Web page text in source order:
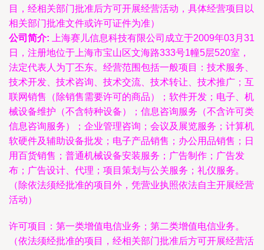
目，经相关部门批准后方可开展经营活动，具体经营项目以
相关部门批准文件或许可证件为准）
公司简介: 上海赛儿信息科技有限公司成立于2009年03月31
日，注册地位于上海市宝山区文海路333号1幢5层520室，
法定代表人为丁丕东。经营范围包括一般项目：技术服务、
技术开发、技术咨询、技术交流、技术转让、技术推广；互
联网销售（除销售需要许可的商品）；软件开发；电子、机
械设备维护（不含特种设备）；信息咨询服务（不含许可类
信息咨询服务）；企业管理咨询；会议及展览服务；计算机
软硬件及辅助设备批发；电子产品销售；办公用品销售；日
用百货销售；普通机械设备安装服务；广告制作；广告发
布；广告设计、代理；项目策划与公关服务；礼仪服务。
（除依法须经批准的项目外，凭营业执照依法自主开展经营
活动）
许可项目：第一类增值电信业务；第二类增值电信业务。
（依法须经批准的项目，经相关部门批准后方可开展经营活